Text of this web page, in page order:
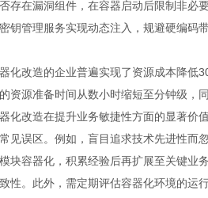
存在漏洞组件，在容器启动后限制非必
钥管理服务实现动态注入，规避硬编
化改造的企业普遍实现了资源成本降
资源准备时间从数小时缩短至分钟级
化改造在提升业务敏捷性方面的显著价
见误区。例如，盲目追求技术先进性而
块容器化，积累经验后再扩展至关键业
性。此外，需定期评估容器化环境的运